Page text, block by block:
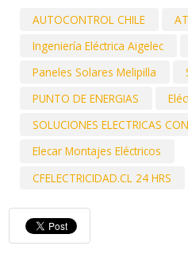
AUTOCONTROL CHILE
Ingeniería Eléctrica Aigelec
Paneles Solares Melipilla
PUNTO DE ENERGIAS
SOLUCIONES ELECTRICAS
Elecar Montajes Eléctricos
CFELECTRICIDAD.CL 24 HRS